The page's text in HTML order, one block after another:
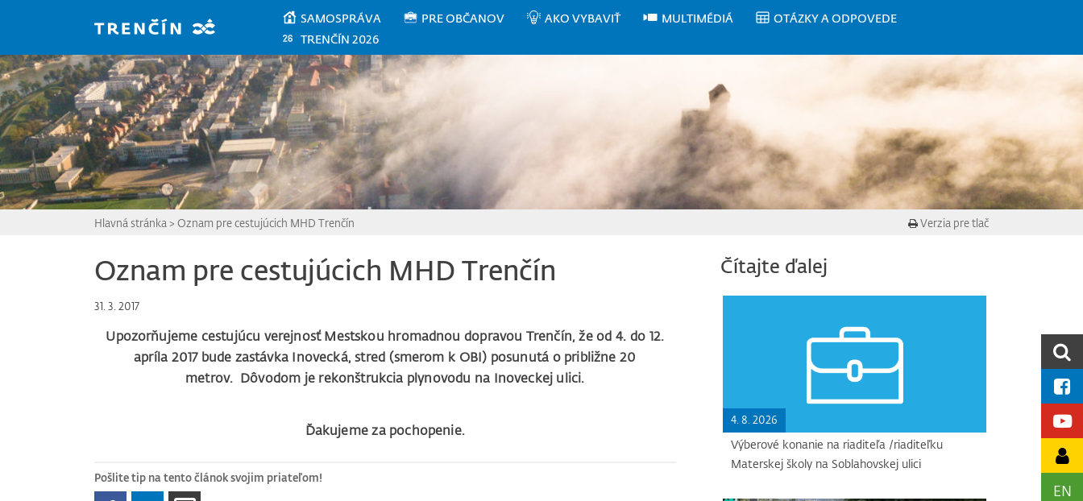
SAMOSPRÁVA PRE OBČANOV AKO VYBAVIŤ MULTIMÉDIÁ
OTÁZKY A ODPOVEDE
TRENČÍN 2026
EN
Hlavná stránka > Oznam pre cestujúcich MHD Trenčín Verzia pre tlač
Oznam pre cestujúcich MHD Trenčín
31. 3. 2017
Upozorňujeme cestujúcu verejnosť Mestskou hromadnou dopravou Trenčín, že od 4. do 12.
apríla 2017 bude zastávka Inovecká, stred (smerom k OBI) posunutá o približne 20
metrov. Dôvodom je rekonštrukcia plynovodu na Inoveckej ulici.
Ďakujeme za pochopenie.
Pošlite tip na tento článok svojim priateľom!
Čítajte ďalej
4. 8. 2026
Výberové konanie na riaditeľa /riaditeľku
Materskej školy na Soblahovskej ulici